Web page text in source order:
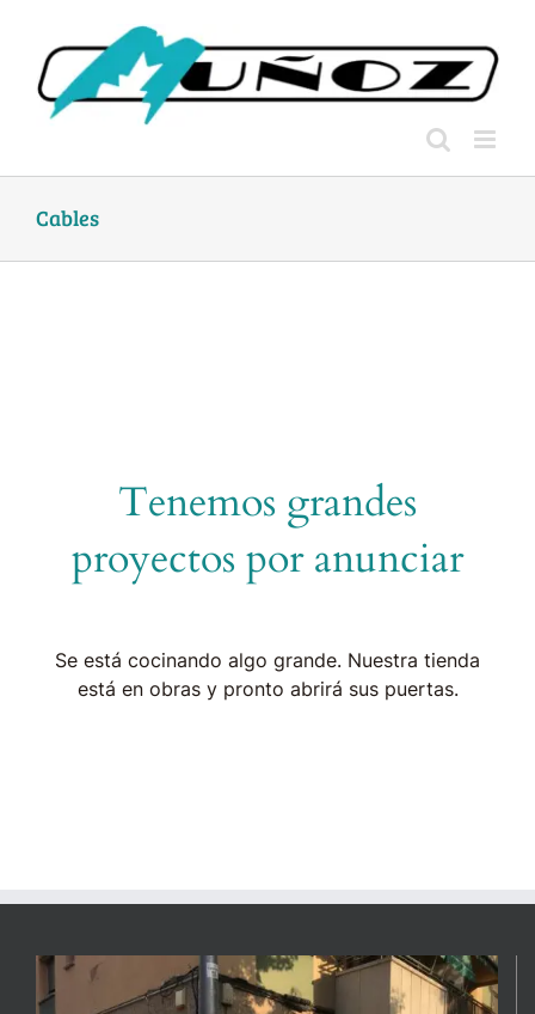
content
Cables
Tenemos grandes
proyectos por anunciar
Se está cocinando algo grande. Nuestra tienda
está en obras y pronto abrirá sus puertas.